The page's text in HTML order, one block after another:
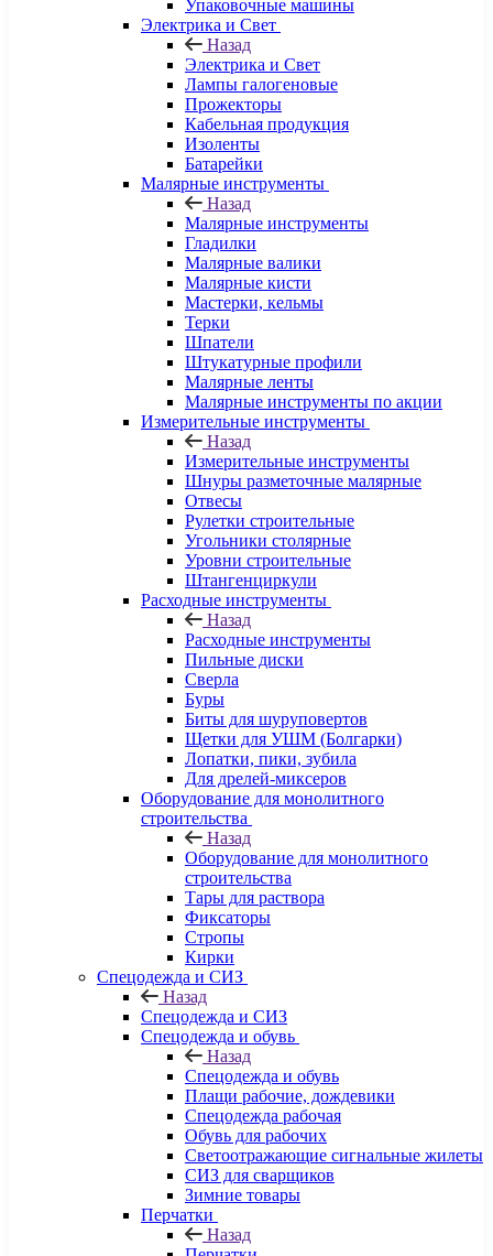
Упаковочные машины
Электрика и Свет
Назад
Электрика и Свет
Лампы галогеновые
Прожекторы
Кабельная продукция
Изоленты
Батарейки
Малярные инструменты
Назад
Малярные инструменты
Гладилки
Малярные валики
Малярные кисти
Мастерки, кельмы
Терки
Шпатели
Штукатурные профили
Малярные ленты
Малярные инструменты по акции
Измерительные инструменты
Назад
Измерительные инструменты
Шнуры разметочные малярные
Отвесы
Рулетки строительные
Угольники столярные
Уровни строительные
Штангенциркули
Расходные инструменты
Назад
Расходные инструменты
Пильные диски
Сверла
Буры
Биты для шуруповертов
Щетки для УШМ (Болгарки)
Лопатки, пики, зубила
Для дрелей-миксеров
Оборудование для монолитного
строительства
Назад
Оборудование для монолитного
строительства
Тары для раствора
Фиксаторы
Стропы
Кирки
Спецодежда и СИЗ
Назад
Спецодежда и СИЗ
Спецодежда и обувь
Назад
Спецодежда и обувь
Плащи рабочие, дождевики
Спецодежда рабочая
Обувь для рабочих
Светоотражающие сигнальные жилеты
СИЗ для сварщиков
Зимние товары
Перчатки
Назад